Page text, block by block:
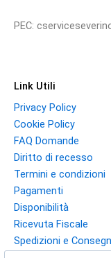
PEC:
Link Utili
Privacy Policy
Cookie Policy
FAQ Domande
Diritto di recesso
Termini e condizioni
Pagamenti
Disponibilità
Ricevuta Fiscale
Spedizioni e